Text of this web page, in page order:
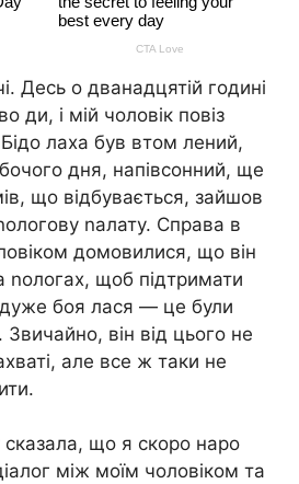
Десь о дванадцятій годині
ди, і мій чоловік повіз
лаха був втом лений,
дня, напівсонний, ще
що відбувається, зайшов
nалату. Справа в
домовилися, що він
nологах, щоб підтримати
боя лася — це були
Звичайно, він від цього не
але все ж таки не
що я скоро наро
між моїм чоловіком та